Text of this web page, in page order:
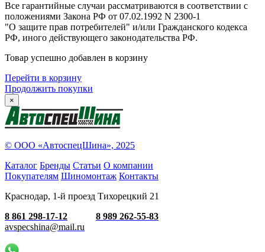
Все гарантийные случаи рассматриваются в соответствии с
положениями Закона РФ от 07.02.1992 N 2300-1
"О защите прав потребителей" и/или Гражданского кодекса
РФ, иного действующего законодательства РФ.
Товар успешно добавлен в корзину
Перейти в корзину
Продолжить покупки
×
© ООО «АвтоспецШина», 2025
Каталог Бренды Статьи О компании
Покупателям Шиномонтаж Контакты
Краснодар, 1-й проезд Тихорецкий 21
8 861 298-17-12
8 989 262-55-83
avspecshina@mail.ru